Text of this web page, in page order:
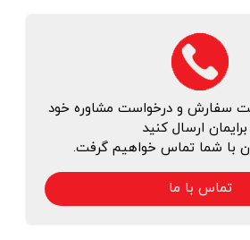
سفارش و درخواست مشاوره خود
برایمان ارسال کنید
با شما تماس خواهیم گرفت.
تماس با ما